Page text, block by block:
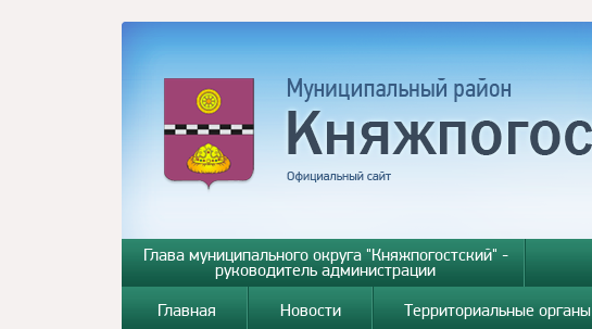
Глава муниципального округа "Княжпогостский" -
руководитель администрации
Главная Новости Территориальные органы